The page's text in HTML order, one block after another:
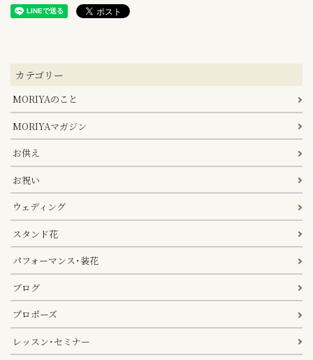
カテゴリー
MORIYAのこと
MORIYAマガジン
お供え
お祝い
ウェディング
スタンド花
パフォーマンス･装花
ブログ
プロポーズ
レッスン･セミナー